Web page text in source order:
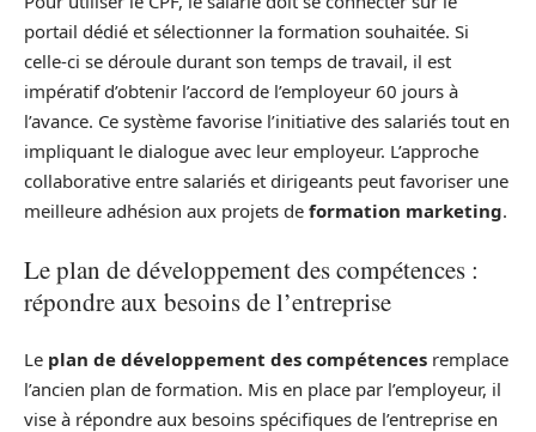
portail dédié et sélectionner la formation souhaitée. Si
celle-ci se déroule durant son temps de travail, il est
impératif d’obtenir l’accord de l’employeur 60 jours à
l’avance. Ce système favorise l’initiative des salariés tout en
impliquant le dialogue avec leur employeur. L’approche
collaborative entre salariés et dirigeants peut favoriser une
meilleure adhésion aux projets de formation marketing.
Le plan de développement des compétences :
répondre aux besoins de l’entreprise
Le plan de développement des compétences remplace
l’ancien plan de formation. Mis en place par l’employeur, il
vise à répondre aux besoins spécifiques de l’entreprise en